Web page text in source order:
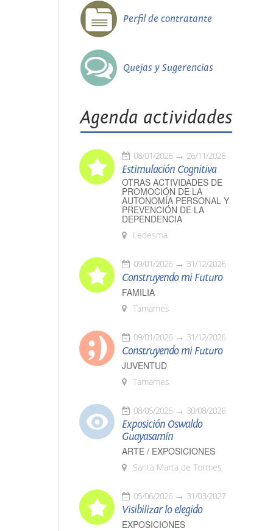
Perfil de contratante
Quejas y Sugerencias
Agenda actividades
08/01/2026 26/11/2026
Estimulación Cognitiva
OTRAS ACTIVIDADES DE
PROMOCIÓN DE LA
AUTONOMÍA PERSONAL Y
PREVENCIÓN DE LA
DEPENDENCIA
Ledesma
09/01/2026 31/12/2026
Construyendo mi Futuro
FAMILIA
Tamames
09/01/2026 31/12/2026
Construyendo mi Futuro
JUVENTUD
Tamames
08/05/2026 30/08/2026
Exposición Oswaldo
Guayasamín
ARTE / EXPOSICIONES
Santa Marta de Tormes
05/06/2026 31/03/2027
Visibilizar lo elegido
EXPOSICIONES